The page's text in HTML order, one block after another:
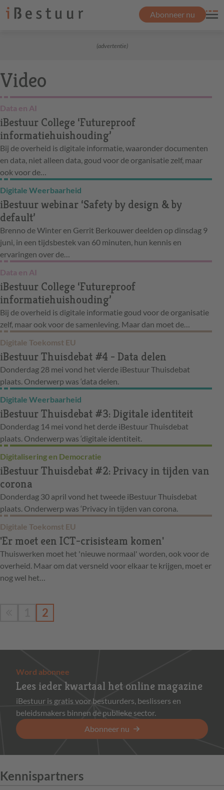
Abonneer nu
(advertentie)
Video
Data en AI
iBestuur College ‘Futureproof
informatiehuishouding’
Bij de overheid is digitale informatie, waaronder documenten
en data, niet alleen data, goud voor de organisatie zelf, maar
ook voor de…
Digitale Weerbaarheid
iBestuur webinar ‘Safety by design & by
default’
Brenno de Winter en Gerrit Berkouwer deelden op dinsdag 9
juni, in een tijdsbestek van 60 minuten, hun kennis en
ervaringen over de…
Data en AI
iBestuur College ‘Futureproof
informatiehuishouding’
Bij de overheid is digitale informatie goud voor de organisatie
zelf, maar ook voor de samenleving. Maar dan moet de…
Digitale Toekomst EU
iBestuur Thuisdebat #4 - Data delen
Donderdag 28 mei vond het vierde iBestuur Thuisdebat
plaats. Onderwerp was ‘data delen.
Digitale Weerbaarheid
iBestuur Thuisdebat #3: Digitale identiteit
Donderdag 14 mei vond het derde iBestuur Thuisdebat
plaats. Onderwerp was ‘digitale identiteit.
Digitalisering en Democratie
iBestuur Thuisdebat #2: Privacy in tijden van
corona
Donderdag 30 april vond het tweede iBestuur Thuisdebat
plaats. Onderwerp was ‘Privacy in tijden van corona.
Digitale Toekomst EU
'Er moet een ICT-crisisteam komen'
Thuiswerken moet het 'nieuwe normaal' worden, ook voor de
overheid. Maar om dat versneld voor elkaar te krijgen, moet er
nog wel het…
2
Word abonnee
Lees ieder kwartaal het online magazine
iBestuur is gratis voor bestuurders, beslissers en
beleidsmakers binnen de publieke sector.
Abonneer nu
Kennispartners